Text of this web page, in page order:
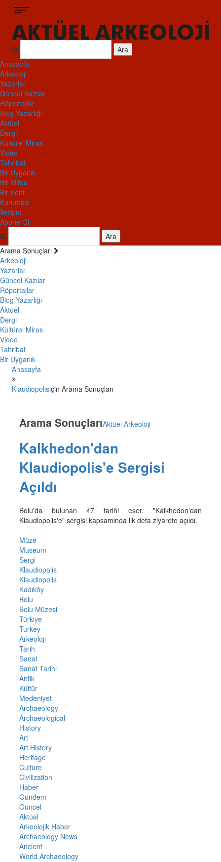
Ara
Anasayfa
Arkeoloji
Yazarlar
Güncel Kazılar
Röportajlar
Blog Yazarlığı
Aktüel
Dergi
Kültürel Miras
Video
Tahribat
Bir Uygarlık
Bir Mitos
Bir Kent
Kurumsal
İletişim
Abone Ol
Ara
Arama Sonuçları
Arkeoloji
Yazarlar
Güncel Kazılar
Röportajlar
Blog Yazarlığı
Aktüel
Dergi
Kültürel Miras
Video
Tahribat
Bir Uygarlık
Anasayfa
Klaudiopolisiçin Arama Sonuçları
Arama SonuçlarıAktüel Arkeoloji
Kalkhedon'dan
Klaudiopolis'e Sergisi
Açıldı
Bolu'da bulunan 47 tarihi eser, "Kalkhedon'dan
Klaudiopolis'e" sergisi kapsamında ilk defa ziyarete açıldı.
Müze
Museum
Sergi
Klaudiopolis
Klaudiopolis
Kadıköy
Bolu
Bolu Müzesi
Türkiye
Turkey
Arkeoloji
Tarih
Sanat
Sanat Tarihi
Antik
Kültür
Medeniyet
Archaeology
Archaeological
History
Art
Art History
Heritage
Culture
Civilization
Haber
Gündem
Güncel
Aktüel
Arkeolojik Haber
Archaeology News
Ancient
World Archaeology